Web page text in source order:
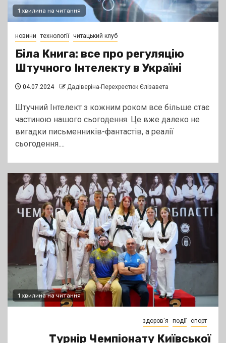
1 хвилина на читання
новини технології читацький клуб
Біла Книга: все про регуляцію
Штучного Інтелекту в Україні
04.07.2024 Дадівєріна-Перехрестюк Єлізавета
Штучний Інтелект з кожним роком все більше стає
частиною нашого сьогодення. Це вже далеко не
вигадки письменників-фантастів, а реалії
сьогодення....
1 хвилина на читання
здоров'я події спорт
Турнір Чемпіонату Київської